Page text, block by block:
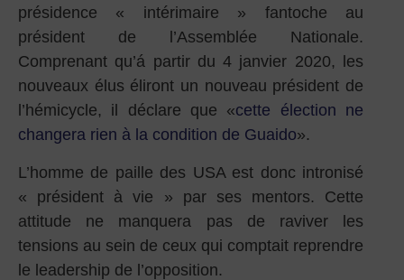
présidence « intérimaire » fantoche au
président de l’Assemblée Nationale.
Comprenant qu’á partir du 4 janvier 2020, les
nouveaux élus éliront un nouveau président de
l’hémicycle, il déclare que «cette élection ne
changera rien à la condition de Guaido».
L’homme de paille des USA est donc intronisé
« président à vie » par ses mentors. Cette
attitude ne manquera pas de raviver les
tensions au sein de ceux qui comptait reprendre
le leadership de l’opposition.